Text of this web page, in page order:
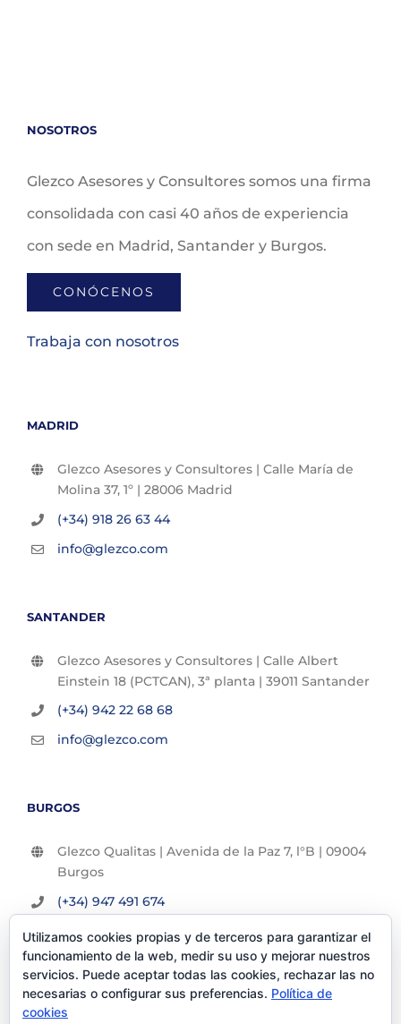
NOSOTROS
Glezco Asesores y Consultores somos una firma
consolidada con casi 40 años de experiencia
con sede en Madrid, Santander y Burgos.
CONÓCENOS
Trabaja con nosotros
MADRID
Glezco Asesores y Consultores | Calle María de
Molina 37, 1º | 28006 Madrid
(+34) 918 26 63 44
info@glezco.com
SANTANDER
Glezco Asesores y Consultores | Calle Albert
Einstein 18 (PCTCAN), 3ª planta | 39011 Santander
(+34) 942 22 68 68
info@glezco.com
BURGOS
Glezco Qualitas | Avenida de la Paz 7, l°B | 09004
Burgos
(+34) 947 491 674
info@glezco.com
Utilizamos cookies propias y de terceros para garantizar el
funcionamiento de la web, medir su uso y mejorar nuestros
servicios. Puede aceptar todas las cookies, rechazar las no
necesarias o configurar sus preferencias. Política de
cookies